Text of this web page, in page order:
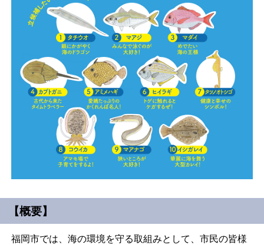
【概要】
福岡市では、海の環境を守る取組みとして、市民の皆様